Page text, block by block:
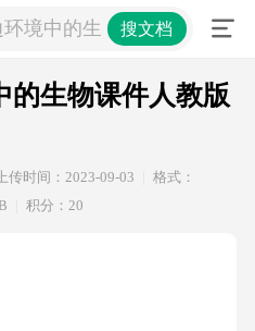
境中的生物课件人教版生
搜文档
的生物课件人教版
上传时间：2023-09-03
格式：
积分：20